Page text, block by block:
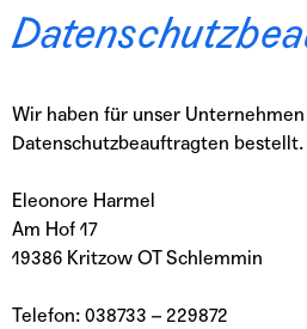
Wir haben für unser
Datenschutzbeauftragten bestellt.
Eleonore Harmel
Am Hof 17
19386 Kritzow OT Schlemmin
Telefon: 038733 – 229872